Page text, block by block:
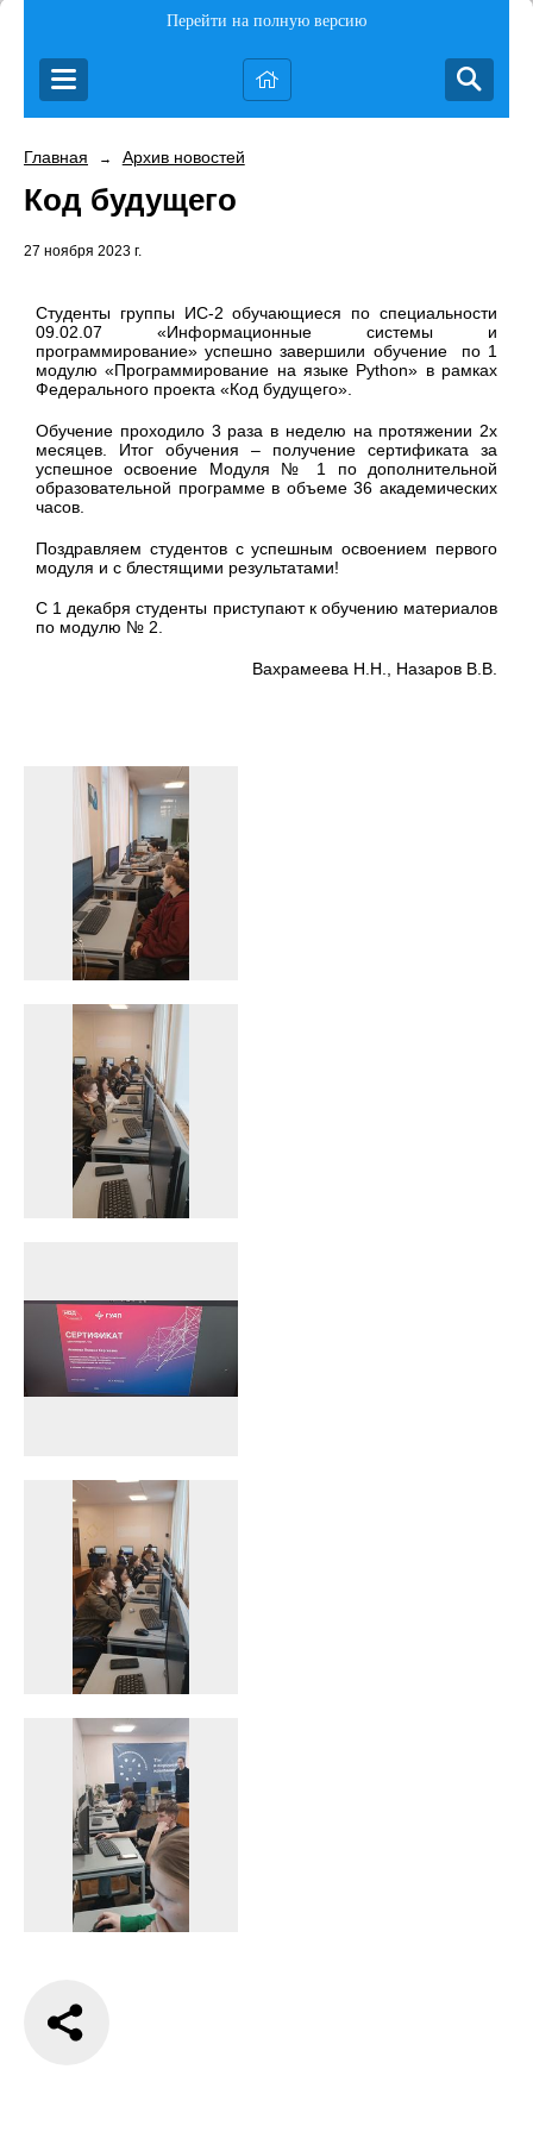
Перейти на полную версию
Главная → Архив новостей
Код будущего
27 ноября 2023 г.
Студенты группы ИС-2 обучающиеся по специальности
09.02.07 «Информационные системы и
программирование» успешно завершили обучение
по 1
модулю «Программирование на языке Python» в рамках
Федерального проекта «Код будущего».
Обучение проходило 3 раза в неделю на протяжении 2х
месяцев. Итог обучения – получение сертификата за
успешное освоение Модуля № 1 по дополнительной
образовательной программе в объеме 36 академических
часов.
Поздравляем студентов с успешным освоением первого
модуля и с блестящими результатами!
С 1 декабря студенты приступают к обучению материалов
по модулю № 2.
Вахрамеева Н.Н., Назаров В.В.